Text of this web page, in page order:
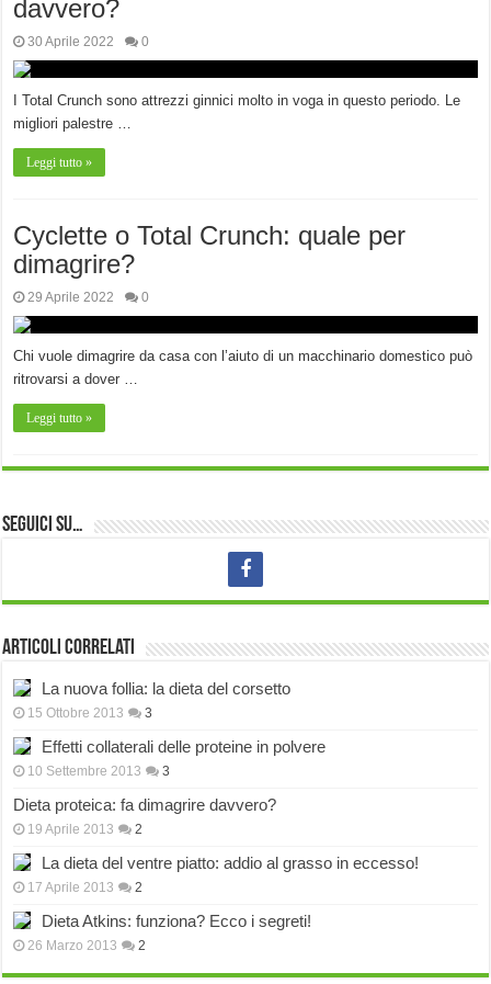
davvero?
30 Aprile 2022 0
I Total Crunch sono attrezzi ginnici molto in voga in questo periodo. Le
migliori palestre …
Leggi tutto »
Cyclette o Total Crunch: quale per
dimagrire?
29 Aprile 2022 0
Chi vuole dimagrire da casa con l’aiuto di un macchinario domestico può
ritrovarsi a dover …
Leggi tutto »
Seguici su…
Articoli correlati
La nuova follia: la dieta del corsetto
15 Ottobre 2013 3
Effetti collaterali delle proteine in polvere
10 Settembre 2013 3
Dieta proteica: fa dimagrire davvero?
19 Aprile 2013 2
La dieta del ventre piatto: addio al grasso in eccesso!
17 Aprile 2013 2
Dieta Atkins: funziona? Ecco i segreti!
26 Marzo 2013 2